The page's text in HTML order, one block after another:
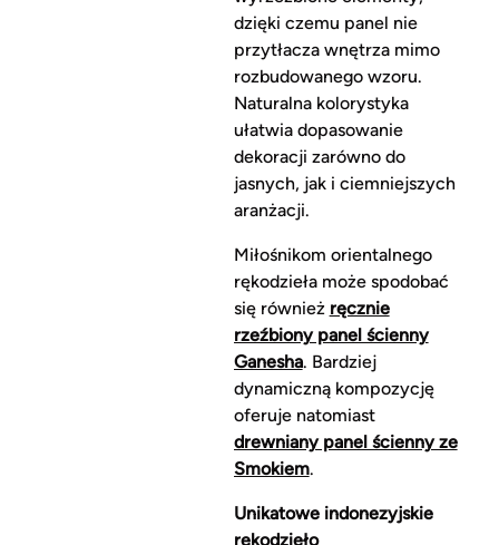
dzięki czemu panel nie
przytłacza wnętrza mimo
rozbudowanego wzoru.
Naturalna kolorystyka
ułatwia dopasowanie
dekoracji zarówno do
jasnych, jak i ciemniejszych
aranżacji.
Miłośnikom orientalnego
rękodzieła może spodobać
się również ręcznie
rzeźbiony panel ścienny
Ganesha. Bardziej
dynamiczną kompozycję
oferuje natomiast
drewniany panel ścienny ze
Smokiem.
Unikatowe indonezyjskie
rękodzieło